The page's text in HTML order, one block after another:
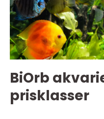
BiOrb
prisklasser